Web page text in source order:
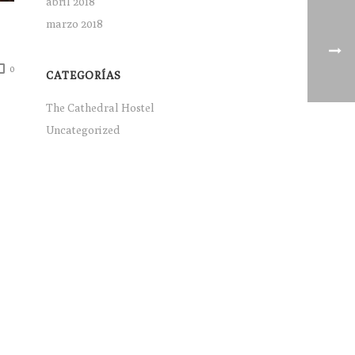
0
marzo 2018
CATEGORÍAS
The Cathedral Hostel
Uncategorized